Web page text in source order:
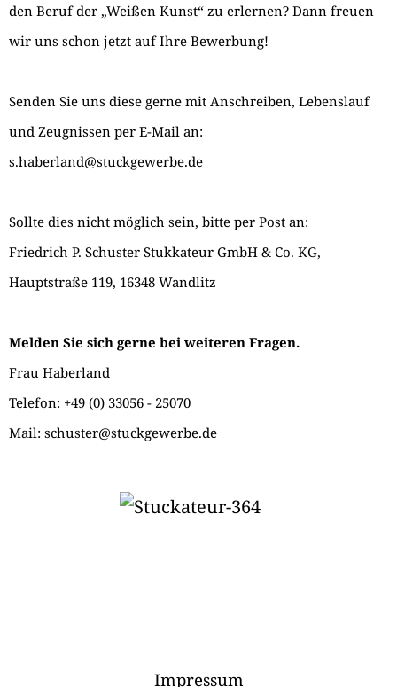
den Beruf der „Weißen Kunst“ zu erlernen? Dann freuen
wir uns schon jetzt auf Ihre Bewerbung!
Senden Sie uns diese gerne mit Anschreiben, Lebenslauf
und Zeugnissen per E-Mail an:
s.haberland@stuckgewerbe.de
Sollte dies nicht möglich sein, bitte per Post an:
Friedrich P. Schuster Stukkateur GmbH & Co. KG,
Hauptstraße 119, 16348 Wandlitz
Melden Sie sich gerne bei weiteren Fragen.
Frau Haberland
Telefon: +49 (0) 33056 - 25070
Mail: schuster@stuckgewerbe.de
Impressum